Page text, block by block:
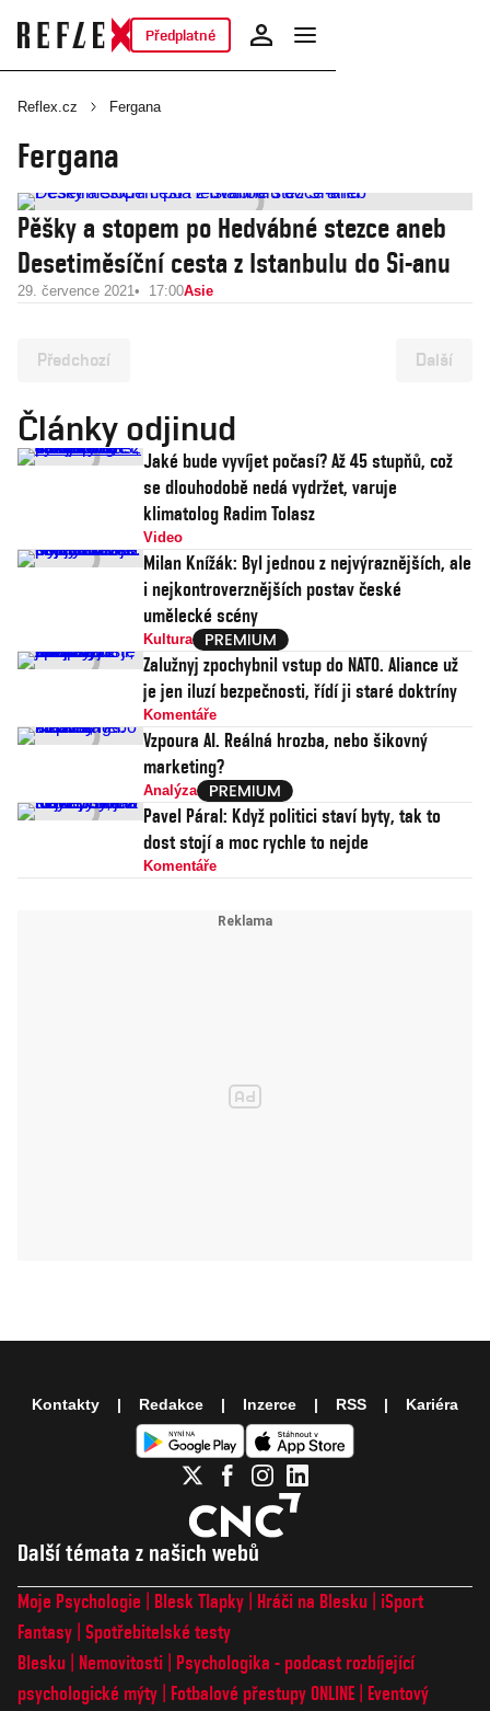
Předplatné
Reflex.cz Fergana
Fergana
Pěšky a stopem po Hedvábné stezce aneb
Desetiměsíční cesta z Istanbulu do Si-anu
29. července 2021 17:00Asie
Předchozí Další
Články odjinud
Jaké bude vyvíjet počasí? Až 45 stupňů, což
se dlouhodobě nedá vydržet, varuje
klimatolog Radim Tolasz
Video
Milan Knížák: Byl jednou z nejvýraznějších, ale
i nejkontroverznějších postav české
umělecké scény
Kultura
Zalužnyj zpochybnil vstup do NATO. Aliance už
je jen iluzí bezpečnosti, řídí ji staré doktríny
Komentáře
Vzpoura AI. Reálná hrozba, nebo šikovný
marketing?
Analýza
Pavel Páral: Když politici staví byty, tak to
dost stojí a moc rychle to nejde
Komentáře
Další témata z našich webů
Moje Psychologie Blesk Tlapky Hráči na Blesku
iSport
Fantasy Spotřebitelské testy
Blesku
Nemovitosti
Psychologika - podcast rozbíjející
psychologické mýty
Fotbalové přestupy ONLINE
Eventový
Kontakty Redakce Inzerce RSS Kariéra